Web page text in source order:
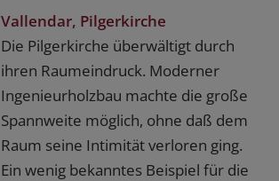
Vallendar, Pilgerkirche
Die Pilgerkirche überwältigt durch
ihren Raumeindruck. Moderner
Ingenieurholzbau machte die große
Spannweite möglich, ohne daß dem
Raum seine Intimität verloren ging.
Ein wenig bekanntes Beispiel für die